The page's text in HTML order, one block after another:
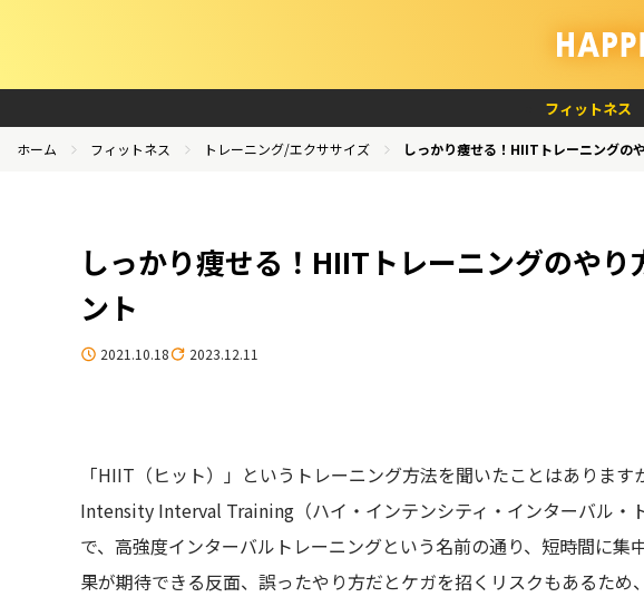
フィットネス
ホーム フィットネス トレーニング/エクササイズ しっかり痩せる！HIITトレーニングの
しっかり痩せる！HIITトレーニングのや
ント
2021.10.18 2023.12.11
「HIIT（ヒット）」というトレーニング方法を聞いたことはありま
Intensity Interval Training（ハイ・インテンシティ・インターバル・
で、高強度インターバルトレーニングという名前の通り、短時間に集
果が期待できる反面、誤ったやり方だとケガを招くリスクもあるた